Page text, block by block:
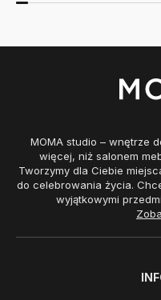
MOMA studio – wnętrze
więcej, niż salonem
Tworzymy dla Ciebie
do celebrowania życia.
wyjątkowymi